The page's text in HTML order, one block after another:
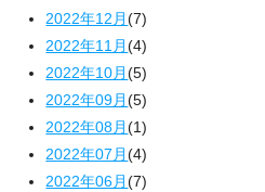
2022年12月(7)
2022年11月(4)
2022年10月(5)
2022年09月(5)
2022年08月(1)
2022年07月(4)
2022年06月(7)